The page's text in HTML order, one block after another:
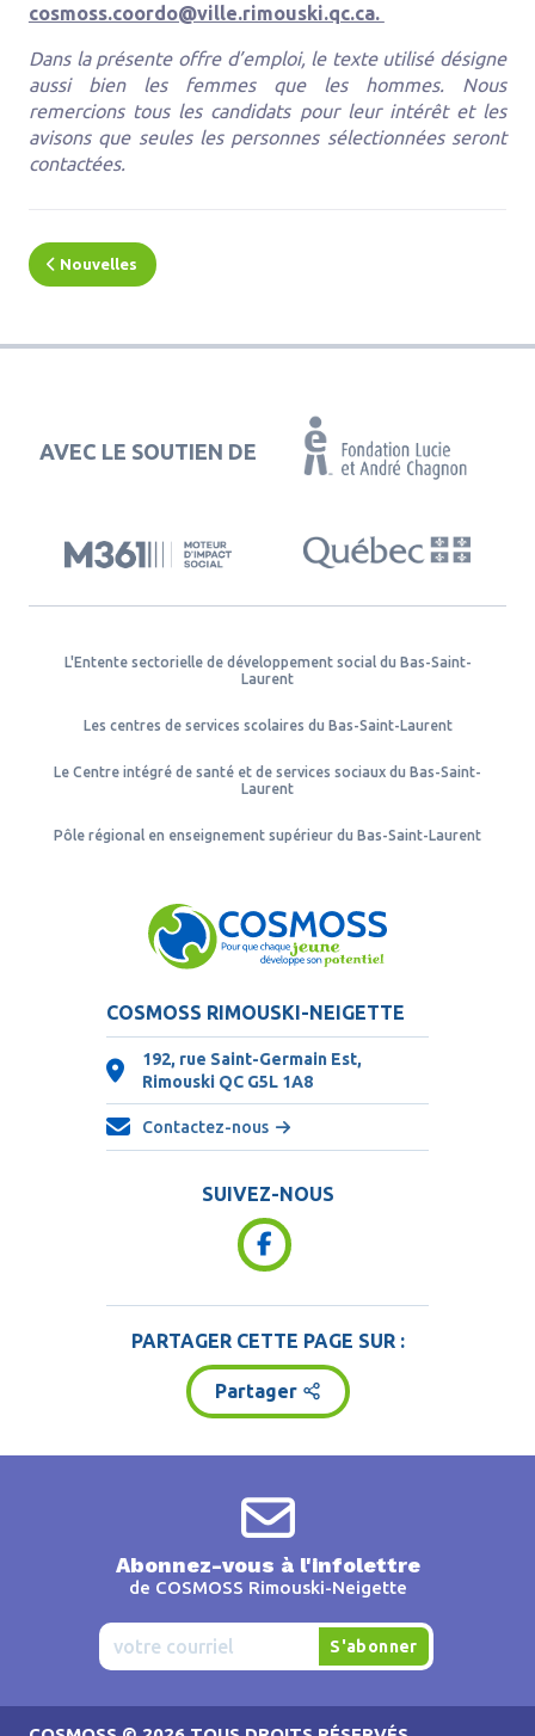
cosmoss.coordo@ville.rimouski.qc.ca.
Dans la présente offre d’emploi, le texte utilisé désigne
aussi bien les femmes que les hommes. Nous
remercions tous les candidats pour leur intérêt et les
avisons que seules les personnes sélectionnées seront
contactées.
Nouvelles
AVEC LE SOUTIEN DE
L'Entente sectorielle de développement social du Bas-Saint-
Laurent
Les centres de services scolaires du Bas-Saint-Laurent
Le Centre intégré de santé et de services sociaux du Bas-Saint-
Laurent
Pôle régional en enseignement supérieur du Bas-Saint-Laurent
COSMOSS RIMOUSKI-NEIGETTE
192, rue Saint-Germain Est,
Rimouski QC G5L 1A8
Contactez-nous
SUIVEZ-NOUS
PARTAGER CETTE PAGE SUR :
Partager
Abonnez-vous à l'infolettre
de COSMOSS Rimouski-Neigette